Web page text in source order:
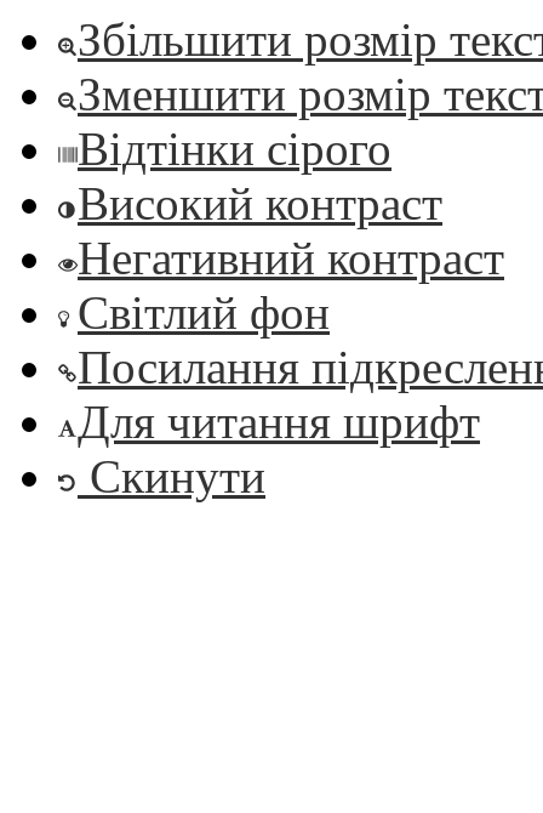
Збільшити розмір
Зменшити розмір
Відтінки сірого
Високий контраст
Негативний контраст
Світлий фон
Посилання
Для читання шрифт
Скинути